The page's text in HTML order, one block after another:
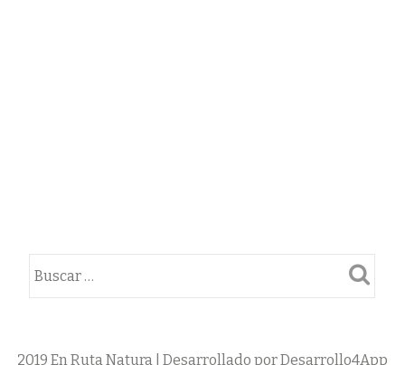
2019 En Ruta Natura | Desarrollado por Desarrollo4App